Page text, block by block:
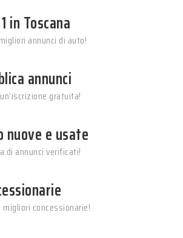
in Toscana
annunci di auto!
annunci
gratuita!
nuove e usate
di annunci verificati!
migliori concessionarie!